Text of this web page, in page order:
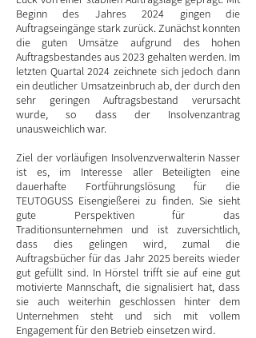
Beginn des Jahres 2024 gingen die
Auftragseingänge stark zurück. Zunächst konnten
die guten Umsätze aufgrund des hohen
Auftragsbestandes aus 2023 gehalten werden. Im
letzten Quartal 2024 zeichnete sich jedoch dann
ein deutlicher Umsatzeinbruch ab, der durch den
sehr geringen Auftragsbestand verursacht
wurde, so dass der Insolvenzantrag
unausweichlich war.
Ziel der vorläufigen Insolvenzverwalterin Nasser
ist es, im Interesse aller Beteiligten eine
dauerhafte Fortführungslösung für die
TEUTOGUSS Eisengießerei zu finden. Sie sieht
gute Perspektiven für das
Traditionsunternehmen und ist zuversichtlich,
dass dies gelingen wird, zumal die
Auftragsbücher für das Jahr 2025 bereits wieder
gut gefüllt sind. In Hörstel trifft sie auf eine gut
motivierte Mannschaft, die signalisiert hat, dass
sie auch weiterhin geschlossen hinter dem
Unternehmen steht und sich mit vollem
Engagement für den Betrieb einsetzen wird.